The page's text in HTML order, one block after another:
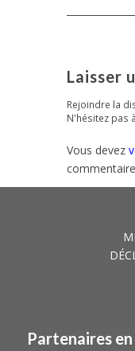
Laisser
Rejoindre la
N'hésitez pas
Vous devez
Partenaires en